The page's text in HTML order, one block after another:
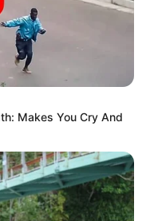
Makes You Cry And